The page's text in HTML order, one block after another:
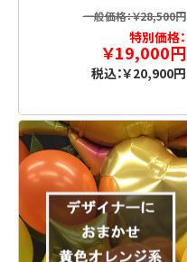
一般価格：￥28,500円
特別価格：
￥19,000円
税込：￥20,900円